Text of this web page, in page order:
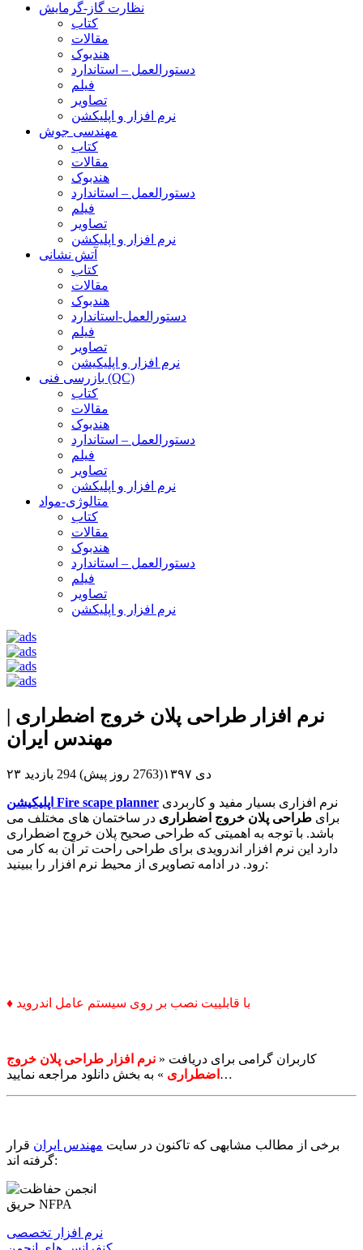
نظارت گاز-گرمایش
کتاب
مقالات
هندبوک
دستورالعمل – استاندارد
فیلم
تصاویر
نرم افزار و اپلیکشن
مهندسی جوش
کتاب
مقالات
هندبوک
دستورالعمل – استاندارد
فیلم
تصاویر
نرم افزار و اپلیکشن
آتش نشانی
کتاب
مقالات
هندبوک
دستورالعمل-استاندارد
فیلم
تصاویر
نرم افزار و اپلیکیشن
بازرسی فنی (QC)
کتاب
مقالات
هندبوک
دستورالعمل – استاندارد
فیلم
تصاویر
نرم افزار و اپلیکشن
متالوژی-مواد
کتاب
مقالات
هندبوک
دستورالعمل – استاندارد
فیلم
تصاویر
نرم افزار و اپلیکشن
نرم افزار طراحی پلان خروج اضطراری |
مهندس ایران
۲۳ دی ۱۳۹۷(2763 روز پیش) 294 بازدید
اپلیکیشن Fire scape planner
برای طراحی پلان خروج اضطراری در ساختمان های مختلف می
باشد. با توجه به اهمیتی که طراحی صحیح پلان خروج اضطراری
دارد این نرم افزار اندرویدی برای طراحی راحت تر آن به کار می
رود. در ادامه تصاویری از محیط نرم افزار را ببینید:
♦ با قابلییت نصب بر روی سیستم عامل اندروید
کاربران گرامی برای دریافت « نرم افزار طراحی پلان خروج
اضطراری » به بخش دانلود مراجعه نمایید…
برخی از مطالب مشابهی که تاکنون در سایت مهندس ایران قرار
گرفته اند:
نرم افزار تخصصی